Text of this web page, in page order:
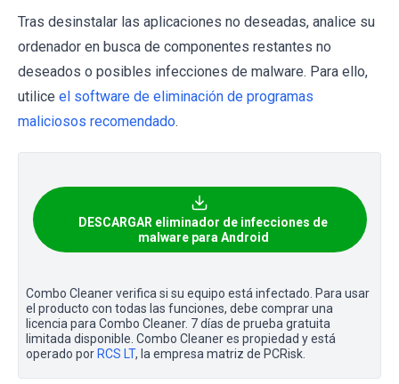
Tras desinstalar las aplicaciones no deseadas, analice su
ordenador en busca de componentes restantes no
deseados o posibles infecciones de malware. Para ello,
utilice el software de eliminación de programas
maliciosos recomendado.
DESCARGAR eliminador de infecciones de
malware para Android
Combo Cleaner verifica si su equipo está infectado. Para usar
el producto con todas las funciones, debe comprar una
licencia para Combo Cleaner. 7 días de prueba gratuita
limitada disponible. Combo Cleaner es propiedad y está
operado por RCS LT, la empresa matriz de PCRisk.